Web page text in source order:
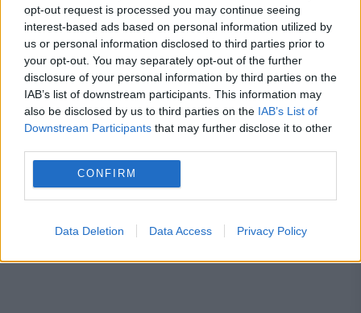
opt-out request is processed you may continue seeing
interest-based ads based on personal information utilized by
us or personal information disclosed to third parties prior to
your opt-out. You may separately opt-out of the further
disclosure of your personal information by third parties on the
IAB’s list of downstream participants. This information may
also be disclosed by us to third parties on the IAB’s List of
Downstream Participants that may further disclose it to other
CONFIRM
Data Deletion Data Access Privacy Policy
SPORT
Mayar Sherif a cucerit trofeul WTA 250 de la
Iași după abandonul Paulei Badosa